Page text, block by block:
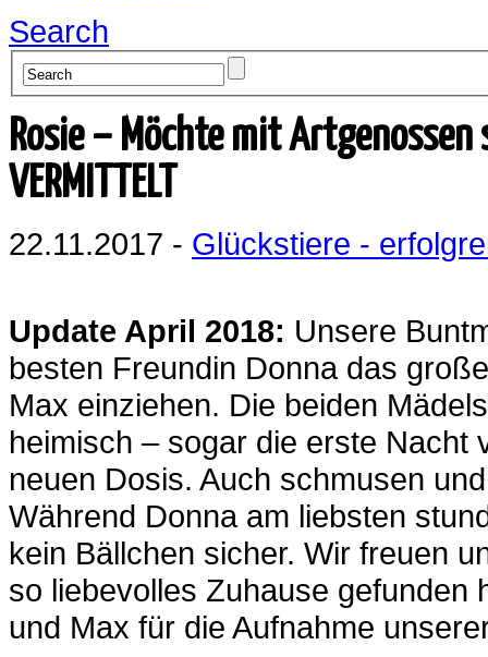
Search
Rosie – Möchte mit
VERMITTELT
22.11.2017 - Glückstiere -
Update April 2018: Unsere
besten Freundin Donna das
Max einziehen. Die beiden
heimisch – sogar die erste Nacht
neuen Dosis. Auch schmusen
Während Donna am liebsten
kein Bällchen sicher. Wir freuen
so liebevolles Zuhause gefunden
und Max für die Aufnahme